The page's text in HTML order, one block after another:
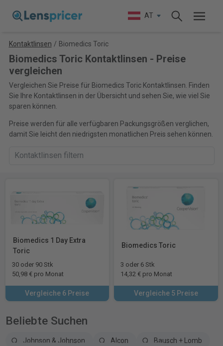
AT
Kontaktlinsen / Biomedics Toric
Biomedics Toric Kontaktlinsen - Preise
vergleichen
Vergleichen Sie Preise für Biomedics Toric Kontaktlinsen. Finden
Sie Ihre Kontaktlinsen in der Übersicht und sehen Sie, wie viel Sie
sparen können.
Preise werden für alle verfügbaren Packungsgrößen verglichen,
damit Sie leicht den niedrigsten monatlichen Preis sehen können.
Biomedics 1 Day Extra
Toric
30 oder 90 Stk
50,98 € pro Monat
Vergleiche 6 Preise
Biomedics Toric
3 oder 6 Stk
14,32 € pro Monat
Vergleiche 5 Preise
Beliebte Suchen
Johnson & Johnson Alcon
Bausch + Lomb